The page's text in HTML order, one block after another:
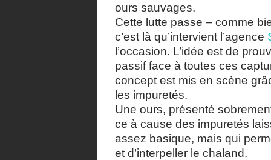
ours sauvages.
Cette lutte passe – comme
c’est là qu’intervient l’agence
l’occasion. L’idée est de
passif face à toutes ces
concept est mis en scène
les impuretés.
Une ours, présenté
ce à cause des impuretés
assez basique, mais qui
et d’interpeller le chaland.